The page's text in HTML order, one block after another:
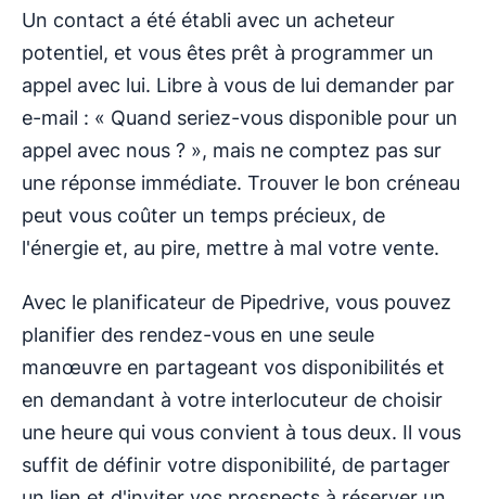
Un contact a été établi avec un acheteur
potentiel, et vous êtes prêt à programmer un
appel avec lui. Libre à vous de lui demander par
e-mail : « Quand seriez-vous disponible pour un
appel avec nous ? », mais ne comptez pas sur
une réponse immédiate. Trouver le bon créneau
peut vous coûter un temps précieux, de
l'énergie et, au pire, mettre à mal votre vente.
Avec le planificateur de Pipedrive, vous pouvez
planifier des rendez-vous en une seule
manœuvre en partageant vos disponibilités et
en demandant à votre interlocuteur de choisir
une heure qui vous convient à tous deux. Il vous
suffit de définir votre disponibilité, de partager